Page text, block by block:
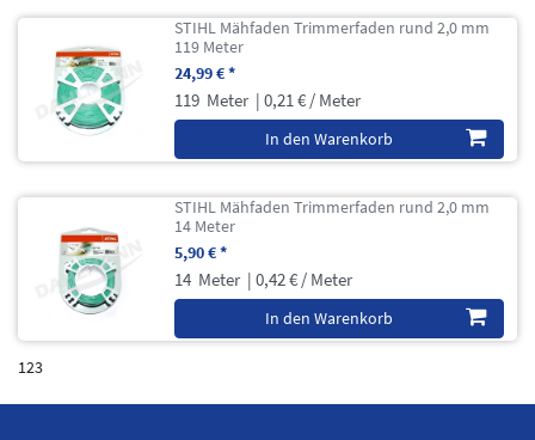
STIHL Mähfaden Trimmerfaden rund 2,0 mm
119 Meter
24,99 € *
119 Meter | 0,21 € / Meter
In den Warenkorb
STIHL Mähfaden Trimmerfaden rund 2,0 mm
14 Meter
5,90 € *
14 Meter | 0,42 € / Meter
In den Warenkorb
123